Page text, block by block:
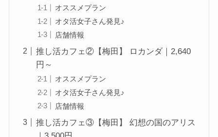
オススメプラン
オタ活女子さん発見♪
店舗情報
推し活カフェ②【梅田】 ロカンダ｜2,640
円～
オススメプラン
オタ活女子さん発見♪
店舗情報
推し活カフェ③【梅田】 幻想の国のアリス